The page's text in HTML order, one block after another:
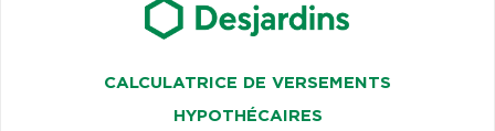
CALCULATRICE DE VERSEMENTS
HYPOTHÉCAIRES